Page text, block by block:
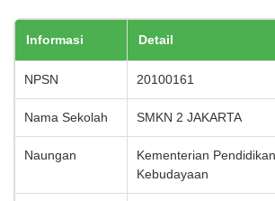
Informasi Detail
NPSN 20100161
Nama Sekolah SMKN 2 JAKARTA
Naungan
Kementerian
Kebudayaan